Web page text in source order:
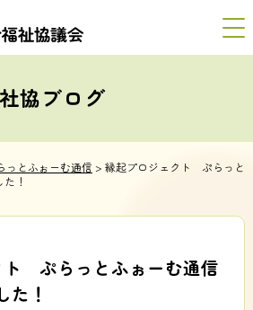
社協ブログ
っとふぉーむ通信 > 縁起プロジェクト ぷらっと
！
ト ぷらっとふぉーむ通信
た！